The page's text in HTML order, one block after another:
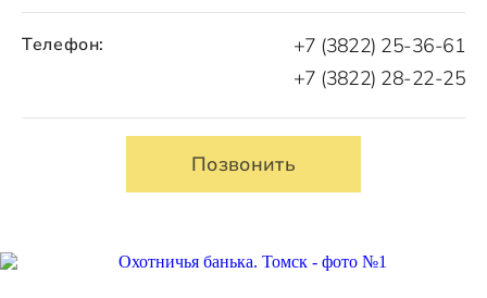
Телефон:
+7 (3822) 25-36-61
+7 (3822) 28-22-25
Позвонить